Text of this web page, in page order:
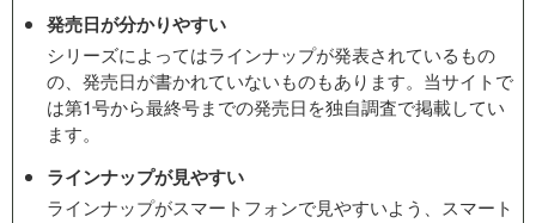
発売日が分かりやすい
シリーズによってはラインナップが発表されているもの
の、発売日が書かれていないものもあります。当サイトで
は第1号から最終号までの発売日を独自調査で掲載してい
ます。
ラインナップが見やすい
ラインナップがスマートフォンで見やすいよう、スマート